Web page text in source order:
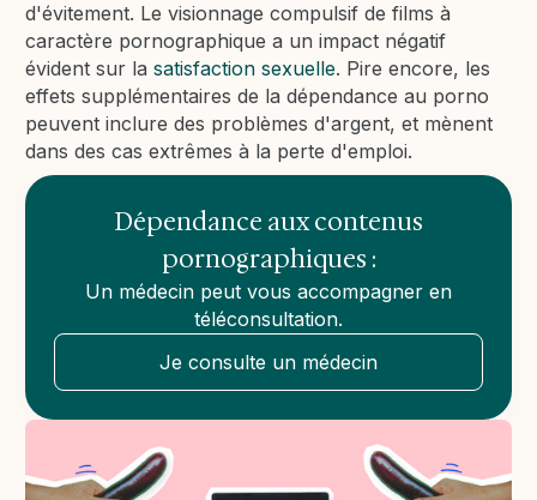
d'évitement. Le visionnage compulsif de films à
caractère pornographique a un impact négatif
évident sur lasatisfaction sexuelle. Pire encore, les
effets supplémentaires de la dépendance au porno
peuvent inclure des problèmes d'argent, et mènent
dans des cas extrêmes à la perte d'emploi.
Dépendance aux contenus
pornographiques :
Un médecin peut vous accompagner en
téléconsultation.
Je consulte un médecin